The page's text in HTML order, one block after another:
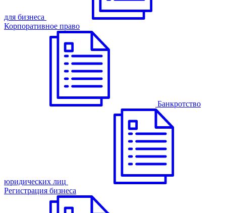
для бизнеса
Корпоративное право
Банкротство
юридических лиц
Регистрация бизнеса